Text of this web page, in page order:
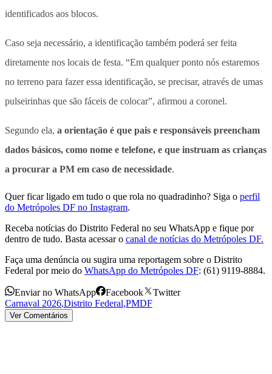
identificados aos blocos.
Caso seja necessário, a identificação também poderá ser feita
diretamente nos locais de festa. “Em qualquer ponto nós estaremos
no terreno para fazer essa identificação, se precisar, através de umas
pulseirinhas que são fáceis de colocar”, afirmou a coronel.
Segundo ela, a orientação é que pais e responsáveis preencham
dados básicos, como nome e telefone, e que instruam as crianças
a procurar a PM em caso de necessidade.
Quer ficar ligado em tudo o que rola no quadradinho? Siga o perfil
do Metrópoles DF no Instagram.
Receba notícias do Distrito Federal no seu WhatsApp e fique por
dentro de tudo. Basta acessar o canal de notícias do Metrópoles DF.
Faça uma denúncia ou sugira uma reportagem sobre o Distrito
Federal por meio do WhatsApp do Metrópoles DF: (61) 9119-8884.
Enviar no WhatsApp Facebook
Twitter
Carnaval 2026,Distrito Federal,PMDF
Ver Comentários